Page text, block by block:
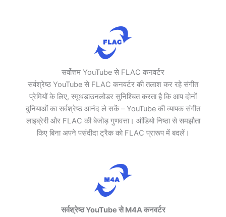
सर्वोत्तम YouTube से FLAC कनवर्टर
सर्वश्रेष्ठ YouTube से FLAC कनवर्टर की तलाश कर रहे संगीत
प्रेमियों के लिए, स्मूथडाउनलोडर सुनिश्चित करता है कि आप दोनों
दुनियाओं का सर्वश्रेष्ठ आनंद ले सकें – YouTube की व्यापक संगीत
लाइब्रेरी और FLAC की बेजोड़ गुणवत्ता। ऑडियो निष्ठा से समझौता
किए बिना अपने पसंदीदा ट्रैक को FLAC प्रारूप में बदलें।
सर्वश्रेष्ठ YouTube से M4A कनवर्टर